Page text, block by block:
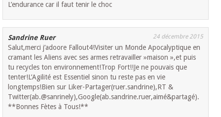
L’endurance car il faut tenir le choc
Sandrine Ruer 24 décembre 2015
Salut,merci j’adoore Fallout4!Visiter un Monde Apocalyptique en
cramant les Aliens avec ses armes retravailler »maison »,et puis
tu recycles ton environnement!Trop Fort!!Je ne pouvais que
tenter!L’Agilité est Essentiel sinon tu reste pas en vie
longtemps!Bien sur Liker-Partager(ruer.sandrine),RT &
Twitter(ab.@sanrinely),Google(ab.sandrine.ruer,aimé&partagé).
**Bonnes Fètes à Tous!**